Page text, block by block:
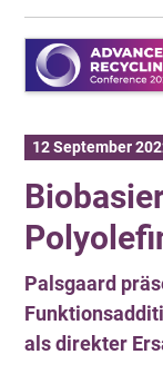
12 September
Palsgaard
als direkter